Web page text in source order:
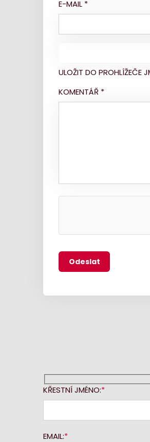
E-MAIL *
ULOŽIT DO PROHLÍŽEČE
KOMENTÁŘ *
KŘESTNÍ JMÉNO:
EMAIL: